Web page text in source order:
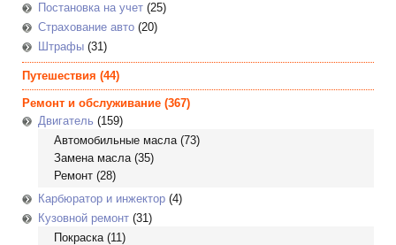
Постановка на учет (25)
Страхование авто (20)
Штрафы (31)
Путешествия (44)
Ремонт и обслуживание (367)
Двигатель (159)
Автомобильные масла(73)
Замена масла(35)
Ремонт (28)
Карбюратор и инжектор (4)
Кузовной ремонт (31)
Покраска(11)